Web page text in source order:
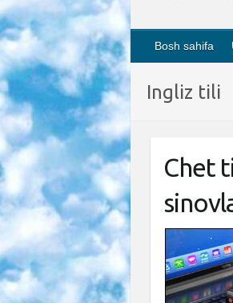
Bosh sahifa
Ingliz tili
Chet